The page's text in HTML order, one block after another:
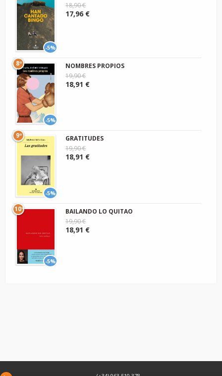
-5%
18,90 €
17,96 €
-5%
8º
NOMBRES PROPIOS
19,90 €
18,91 €
-5%
9º
GRATITUDES
19,90 €
18,91 €
-5%
10º
BAILANDO LO QUITAO
19,90 €
18,91 €